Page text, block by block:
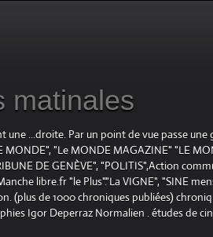
matinales
une ...droite. Par un point de vue passe
MONDE", "Le MONDE MAGAZINE" "LE
DE GENÈVE", "POLITIS",Action
libre.fr "le Plus"."La VIGNE", "SINE
(plus de 1000 chroniques publiées)
Igor Deperraz Normalien . études de